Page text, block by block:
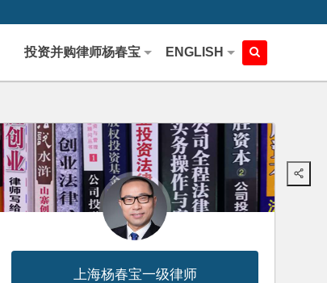
投资并购律师杨春宝 ENGLISH
上海杨春宝一级律师